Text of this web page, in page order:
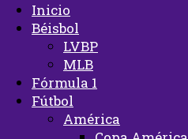
Inicio
Béisbol
LVBP
MLB
Fórmula 1
Fútbol
América